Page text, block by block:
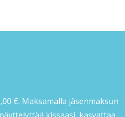
€. Maksamalla jäsenmaksun